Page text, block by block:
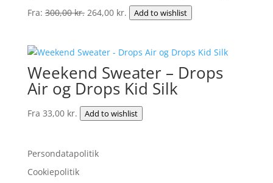
Fra:300,00kr. Den
var:
300,00 kr..
264,00 kr.Den
er:
264,00 kr..
Add to wishlist
Weekend Sweater – Drops
Air og Drops Kid Silk
Fra 33,00 kr. Add to wishlist
Persondatapolitik
Cookiepolitik